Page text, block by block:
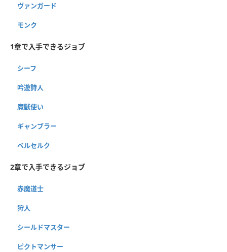
ヴァンガード
モンク
1章で入手できるジョブ
シーフ
吟遊詩人
魔獣使い
ギャンブラー
ベルセルク
2章で入手できるジョブ
赤魔道士
狩人
シールドマスター
ピクトマンサー